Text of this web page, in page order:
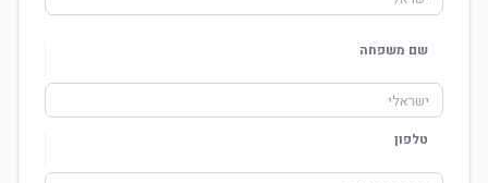
שם משפחה
טלפון